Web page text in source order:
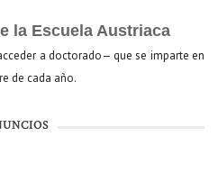
la Escuela Austriaca
a doctorado— que se imparte en
de cada año.